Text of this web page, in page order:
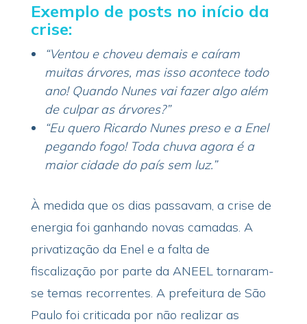
Exemplo de posts no início da
crise:
“Ventou e choveu demais e caíram
muitas árvores, mas isso acontece todo
ano! Quando Nunes vai fazer algo além
de culpar as árvores?”
“Eu quero Ricardo Nunes preso e a Enel
pegando fogo! Toda chuva agora é a
maior cidade do país sem luz.”
À medida que os dias passavam, a crise de
energia foi ganhando novas camadas. A
privatização da Enel e a falta de
fiscalização por parte da ANEEL tornaram-
se temas recorrentes. A prefeitura de São
Paulo foi criticada por não realizar as